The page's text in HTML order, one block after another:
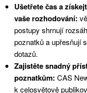
Ušetřete čas a
vaše rozhodování:
postupy shrnují
poznatků a upřesňují
dotazů.
Zajistěte snadný
poznatkům: CAS
k celosvětově